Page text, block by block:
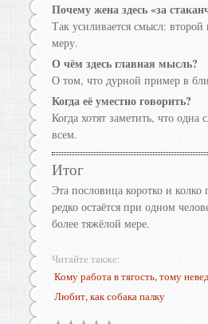
Почему жена здесь «за
Так усиливается смысл:
меру.
О чём здесь главная мысль?
О том, что дурной пример в
Когда её уместно говорить?
Когда хотят заметить, что одна
всем.
Итог
Эта пословица коротко и
редко остаётся при одном
более тяжёлой мере.
Читайте также:
Кому работа в тягость, тому
Любит, как собака палку